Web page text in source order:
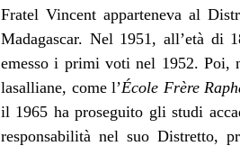
Fratel Vincent apparteneva al
Madagascar. Nel 1951, all’età di
emesso i primi voti nel 1952. Poi,
lasalliane, come l’École Frère
il 1965 ha proseguito gli studi
responsabilità nel suo Distretto,